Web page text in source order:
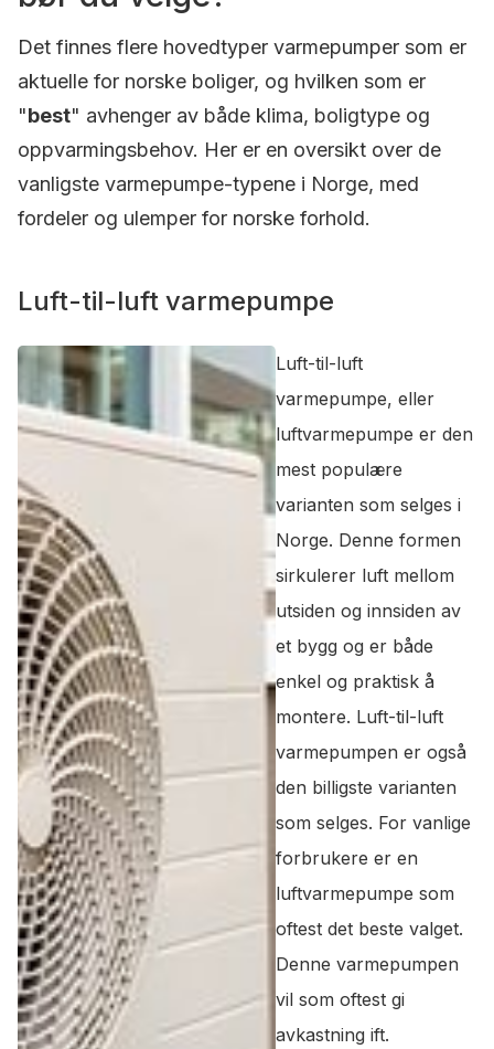
Det finnes flere hovedtyper varmepumper som er
aktuelle for norske boliger, og hvilken som er
"best" avhenger av både klima, boligtype og
oppvarmingsbehov. Her er en oversikt over de
vanligste varmepumpe-typene i Norge, med
fordeler og ulemper for norske forhold.
Luft-til-luft varmepumpe
Luft-til-luft
varmepumpe, eller
luftvarmepumpe er den
mest populære
varianten som selges i
Norge. Denne formen
sirkulerer luft mellom
utsiden og innsiden av
et bygg og er både
enkel og praktisk å
montere. Luft-til-luft
varmepumpen er også
den billigste varianten
som selges. For vanlige
forbrukere er en
luftvarmepumpe som
oftest det beste valget.
Denne varmepumpen
vil som oftest gi
avkastning ift.